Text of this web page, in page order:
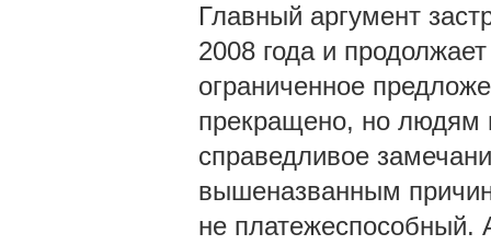
Главный аргумент
2008 года и
ограниченное
прекращено, но людям
справедливое
вышеназванным
не платежеспособный.